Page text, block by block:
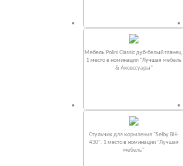
Мебель Polini Classic дуб-белый глянец.
1 место в номинации "Лучшая мебель
& Аксессуары"
Стульчик для кормления "Selby BH-
430". 1 место в номинации "Лучшая
мебель"